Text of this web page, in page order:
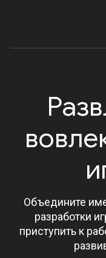
Объедините
разработки
приступить к